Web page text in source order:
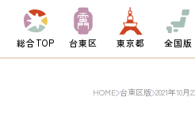
総合TOP 台東区 東京都 全国版
HOME 台東区版 2021年10